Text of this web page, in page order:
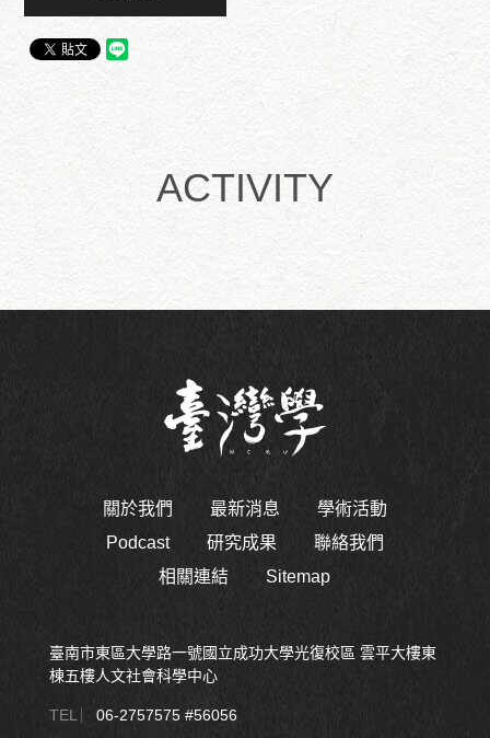
ACTIVITY
關於我們 最新消息
學術活動
Podcast
研究成果
聯絡我們
相關連結
Sitemap
臺南市東區大學路一號國立成功大學光復校區 雲平大樓東
棟五樓人文社會科學中心
TEL ︳ 06-2757575 #56056